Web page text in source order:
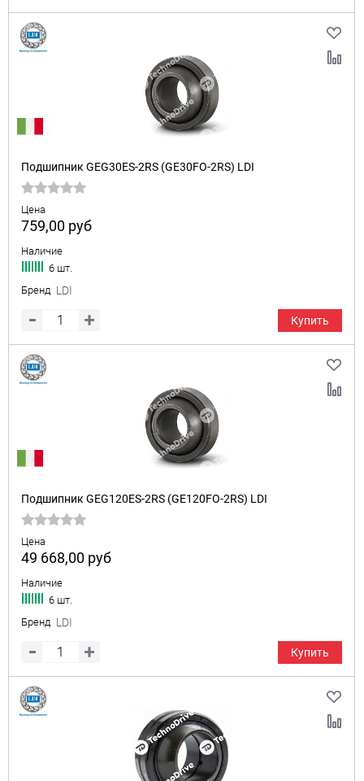
Подшипник GEG30ES-2RS (GE30FO-2RS) LDI
Цена
759,00 руб
Наличие
6 шт.
Бренд LDI
Купить
Подшипник GEG120ES-2RS (GE120FO-2RS) LDI
Цена
49 668,00 руб
Наличие
6 шт.
Бренд LDI
Купить